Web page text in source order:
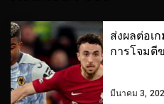
ส่งผลต่อเ
การโจมตี
มีนาคม 3,